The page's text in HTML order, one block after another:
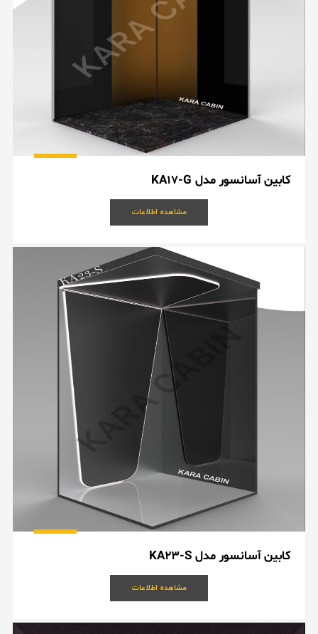
کابین آسانسور مدل KA17-G
مشاهده اطلاعات
کابین آسانسور مدل KA23-S
مشاهده اطلاعات